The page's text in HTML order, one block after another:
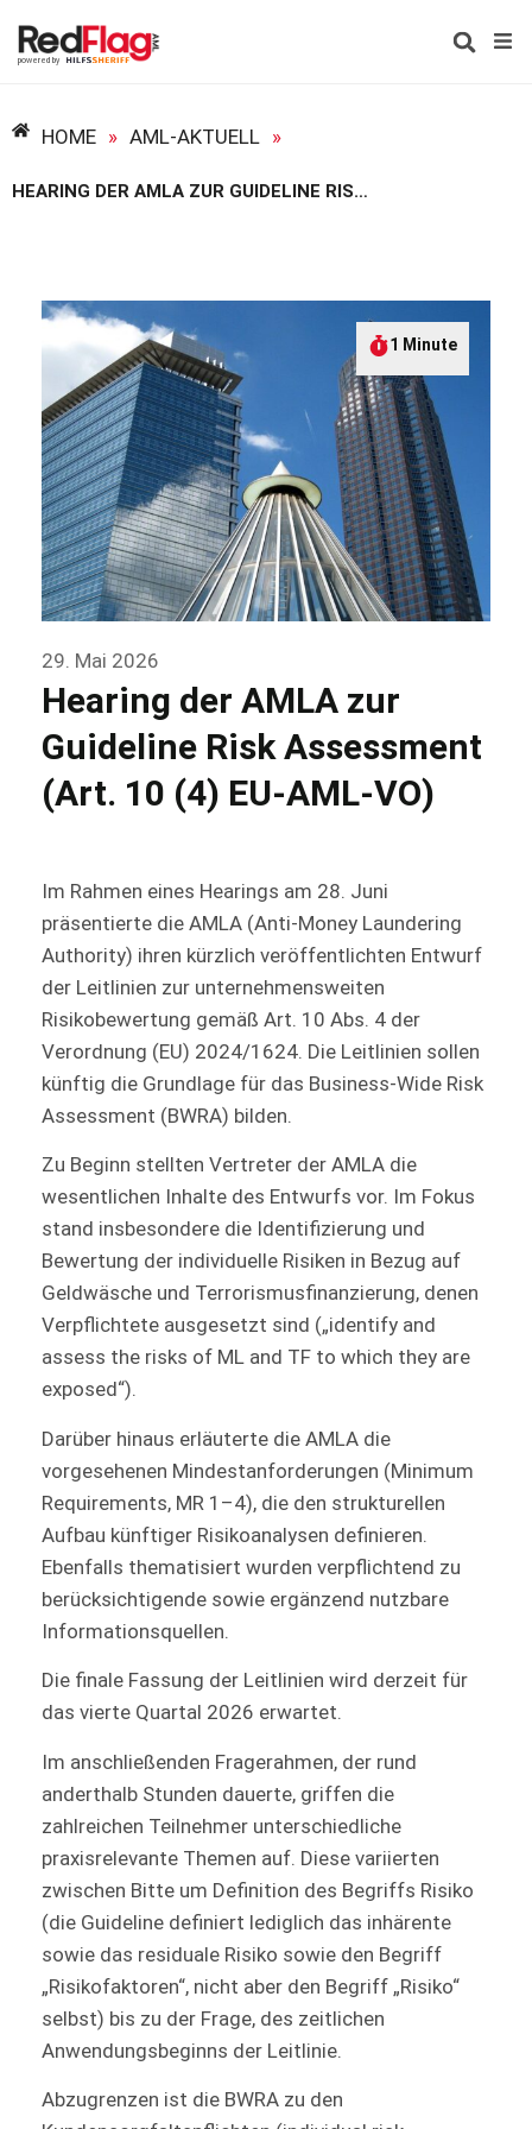
HOME » AML-AKTUELL »
HEARING DER AMLA ZUR GUIDELINE RISK ASSESSMENT (ART. 10 (4) EU-AML-VO)
29. Mai 2026
Hearing der AMLA zur
Guideline Risk Assessment
(Art. 10 (4) EU-AML-VO)
1 Minute
Im Rahmen eines Hearings am 28. Juni
präsentierte die AMLA (Anti-Money Laundering
Authority) ihren kürzlich veröffentlichten Entwurf
der Leitlinien zur unternehmensweiten
Risikobewertung gemäß Art. 10 Abs. 4 der
Verordnung (EU) 2024/1624. Die Leitlinien sollen
künftig die Grundlage für das Business-Wide Risk
Assessment (BWRA) bilden.
Zu Beginn stellten Vertreter der AMLA die
wesentlichen Inhalte des Entwurfs vor. Im Fokus
stand insbesondere die Identifizierung und
Bewertung der individuelle Risiken in Bezug auf
Geldwäsche und Terrorismusfinanzierung, denen
Verpflichtete ausgesetzt sind („identify and
assess the risks of ML and TF to which they are
exposed“).
Darüber hinaus erläuterte die AMLA die
vorgesehenen Mindestanforderungen (Minimum
Requirements, MR 1–4), die den strukturellen
Aufbau künftiger Risikoanalysen definieren.
Ebenfalls thematisiert wurden verpflichtend zu
berücksichtigende sowie ergänzend nutzbare
Informationsquellen.
Die finale Fassung der Leitlinien wird derzeit für
das vierte Quartal 2026 erwartet.
Im anschließenden Fragerahmen, der rund
anderthalb Stunden dauerte, griffen die
zahlreichen Teilnehmer unterschiedliche
praxisrelevante Themen auf. Diese variierten
zwischen Bitte um Definition des Begriffs Risiko
(die Guideline definiert lediglich das inhärente
sowie das residuale Risiko sowie den Begriff
„Risikofaktoren“, nicht aber den Begriff „Risiko“
selbst) bis zu der Frage, des zeitlichen
Anwendungsbeginns der Leitlinie.
Abzugrenzen ist die BWRA zu den